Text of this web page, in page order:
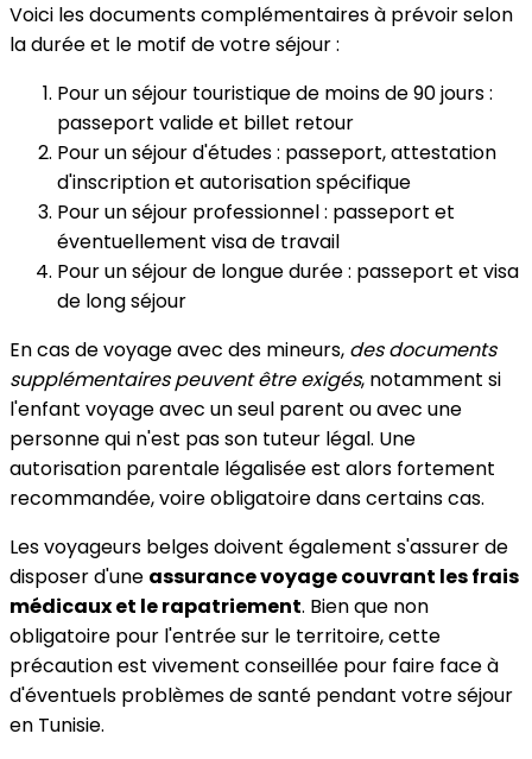
Voici les documents complémentaires à prévoir selon
la durée et le motif de votre séjour :
Pour un séjour touristique de moins de 90 jours :
passeport valide et billet retour
Pour un séjour d'études : passeport, attestation
d'inscription et autorisation spécifique
Pour un séjour professionnel : passeport et
éventuellement visa de travail
Pour un séjour de longue durée : passeport et visa
de long séjour
En cas de voyage avec des mineurs, des documents
supplémentaires peuvent être exigés, notamment si
l'enfant voyage avec un seul parent ou avec une
personne qui n'est pas son tuteur légal. Une
autorisation parentale légalisée est alors fortement
recommandée, voire obligatoire dans certains cas.
Les voyageurs belges doivent également s'assurer de
disposer d'une assurance voyage couvrant les frais
médicaux et le rapatriement. Bien que non
obligatoire pour l'entrée sur le territoire, cette
précaution est vivement conseillée pour faire face à
d'éventuels problèmes de santé pendant votre séjour
en Tunisie.